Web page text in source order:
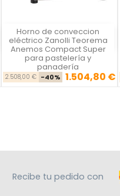
Horno de conveccion
eléctrico Zanolli Teorema
Anemos Compact Super
para pastelería y
panadería
Precio base
2.508,00 € -40% Precio
1.504,80 €

Vista rápida
Recibe tu pedido con